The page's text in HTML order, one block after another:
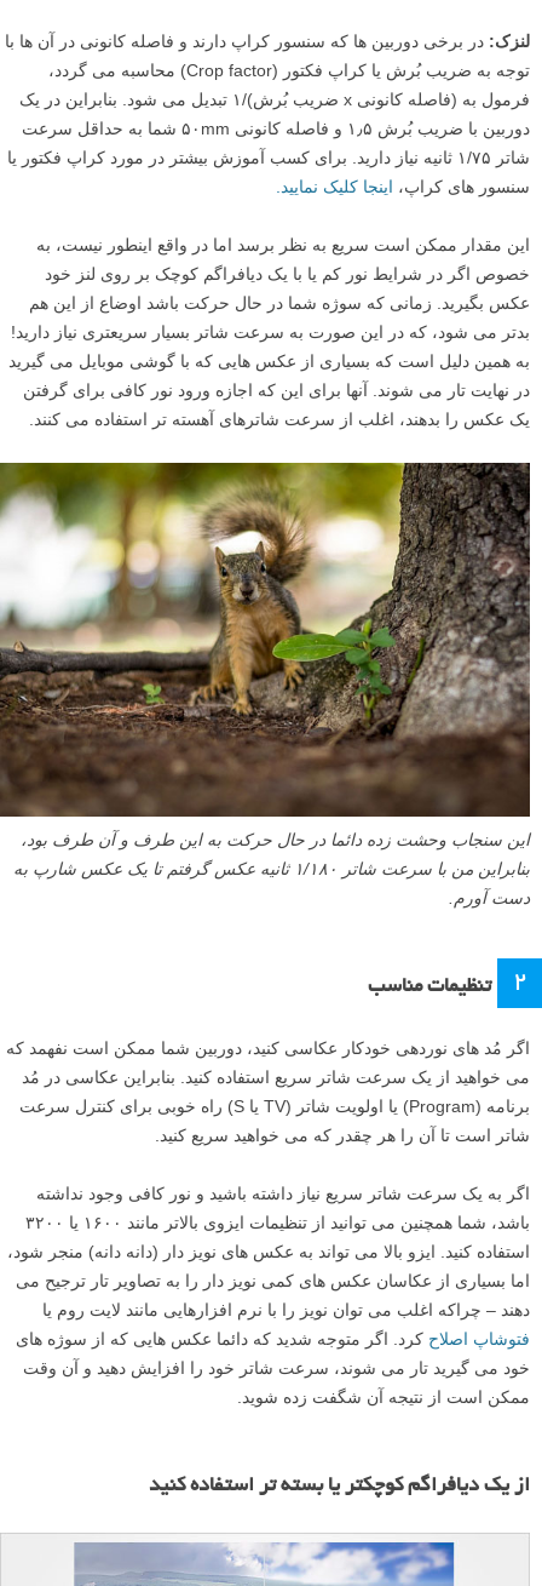
لنزک: در برخی دوربین ها که سنسور کراپ دارند و فاصله کانونی در آن ها با
توجه به ضریب بُرش یا کراپ فکتور (Crop factor) محاسبه می گردد،
فرمول به (فاصله کانونی x ضریب بُرش)/۱ تبدیل می شود. بنابراین در یک
دوربین با ضریب بُرش ۱٫۵ و فاصله کانونی ۵۰mm شما به حداقل سرعت
شاتر ۱/۷۵ ثانیه نیاز دارید. برای کسب آموزش بیشتر در مورد کراپ فکتور یا
سنسور های کراپ، اینجا کلیک نمایید.
این مقدار ممکن است سریع به نظر برسد اما در واقع اینطور نیست، به
خصوص اگر در شرایط نور کم یا با یک دیافراگم کوچک بر روی لنز خود
عکس بگیرید. زمانی که سوژه شما در حال حرکت باشد اوضاع از این هم
بدتر می شود، که در این صورت به سرعت شاتر بسیار سریعتری نیاز دارید!
به همین دلیل است که بسیاری از عکس هایی که با گوشی موبایل می گیرید
در نهایت تار می شوند. آنها برای این که اجازه ورود نور کافی برای گرفتن
یک عکس را بدهند، اغلب از سرعت شاترهای آهسته تر استفاده می کنند.
این سنجاب وحشت زده دائما در حال حرکت به این طرف و آن طرف بود،
بنابراین من با سرعت شاتر ۱/۱۸۰ ثانیه عکس گرفتم تا یک عکس شارپ به
دست آورم.
۲ تنظیمات مناسب
اگر مُد های نوردهی خودکار عکاسی کنید، دوربین شما ممکن است نفهمد که
می خواهید از یک سرعت شاتر سریع استفاده کنید. بنابراین عکاسی در مُد
برنامه (Program) یا اولویت شاتر (TV یا S) راه خوبی برای کنترل سرعت
شاتر است تا آن را هر چقدر که می خواهید سریع کنید.
اگر به یک سرعت شاتر سریع نیاز داشته باشید و نور کافی وجود نداشته
باشد، شما همچنین می توانید از تنظیمات ایزوی بالاتر مانند ۱۶۰۰ یا ۳۲۰۰
استفاده کنید. ایزو بالا می تواند به عکس های نویز دار (دانه دانه) منجر شود،
اما بسیاری از عکاسان عکس های کمی نویز دار را به تصاویر تار ترجیح می
دهند – چراکه اغلب می توان نویز را با نرم افزارهایی مانند لایت روم یا
فتوشاپ اصلاح کرد. اگر متوجه شدید که دائما عکس هایی که از سوژه های
خود می گیرید تار می شوند، سرعت شاتر خود را افزایش دهید و آن وقت
ممکن است از نتیجه آن شگفت زده شوید.
از یک دیافراگم کوچکتر یا بسته تر استفاده کنید